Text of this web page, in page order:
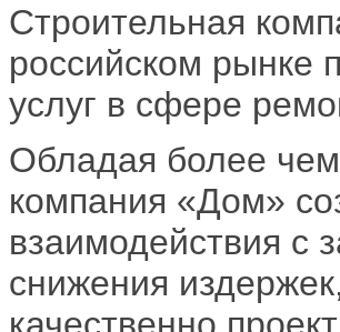
Строительная
российском рынке
услуг в сфере
Обладая более
компания «Дом»
взаимодействия с
снижения
качественно